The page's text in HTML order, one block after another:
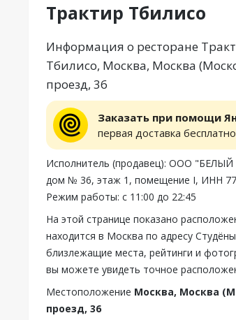
Трактир Тбилисо
Информация о ресторане
Тбилисо, Москва, Москва
проезд, 36
Заказать при помощи
первая доставка бесплатно
Исполнитель (продавец): ООО
дом № 36, этаж 1, помещение I, ИНН
Режим работы: с 11:00 до 22:45
На этой странице показано
находится в Москва по адресу
близлежащие места, рейтинги и
вы можете увидеть точное
Местоположение Москва, Москва
проезд, 36